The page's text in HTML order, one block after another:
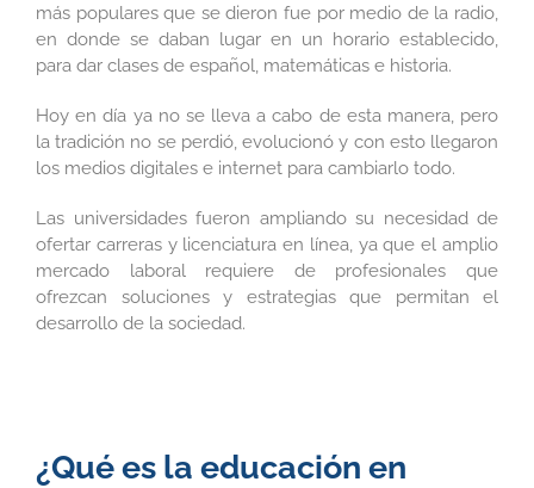
más populares que se dieron fue por medio de la radio,
en donde se daban lugar en un horario establecido,
para dar clases de español, matemáticas e historia.
Hoy en día ya no se lleva a cabo de esta manera, pero
la tradición no se perdió, evolucionó y con esto llegaron
los medios digitales e internet para cambiarlo todo.
Las universidades fueron ampliando su necesidad de
ofertar carreras y licenciatura en línea, ya que el amplio
mercado laboral requiere de profesionales que
ofrezcan soluciones y estrategias que permitan el
desarrollo de la sociedad.
¿Qué es la educación en